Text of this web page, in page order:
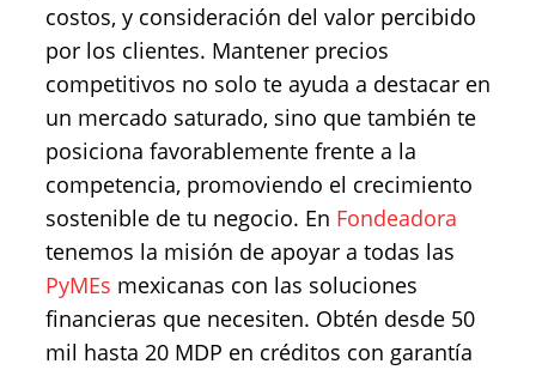
costos, y consideración del valor percibido
por los clientes. Mantener precios
competitivos no solo te ayuda a destacar en
un mercado saturado, sino que también te
posiciona favorablemente frente a la
competencia, promoviendo el crecimiento
sostenible de tu negocio. En Fondeadora
tenemos la misión de apoyar a todas las
PyMEs mexicanas con las soluciones
financieras que necesiten. Obtén desde 50
mil hasta 20 MDP en créditos con garantía